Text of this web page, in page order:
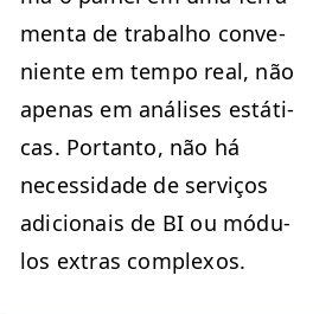
men­ta de tra­bal­ho con­ve­
niente em tem­po real, não
ape­nas em anális­es estáti­
cas. Por­tan­to, não há
neces­si­dade de serviços
adi­cionais de BI ou módu­
los extras complexos.